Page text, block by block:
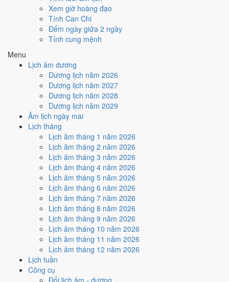
Xem giờ hoàng đạo
Tính Can Chi
Đếm ngày giữa 2 ngày
Tính cung mệnh
Menu
Lịch âm dương
Dương lịch năm 2026
Dương lịch năm 2027
Dương lịch năm 2028
Dương lịch năm 2029
Âm lịch ngày mai
Lịch tháng
Lịch âm tháng 1 năm 2026
Lịch âm tháng 2 năm 2026
Lịch âm tháng 3 năm 2026
Lịch âm tháng 4 năm 2026
Lịch âm tháng 5 năm 2026
Lịch âm tháng 6 năm 2026
Lịch âm tháng 7 năm 2026
Lịch âm tháng 8 năm 2026
Lịch âm tháng 9 năm 2026
Lịch âm tháng 10 năm 2026
Lịch âm tháng 11 năm 2026
Lịch âm tháng 12 năm 2026
Lịch tuần
Công cụ
Đổi lịch âm - dương
nhờ hợpNgày Hoàng Đạo, nhưng Trực Trừ và Sao Nguy kéo
giảm điểm.
Cách tính ngày tốt
Ký hợp đồng - giao ước
6/10
Ký hợp đồng - giao ước hôm nay ở
Ngày Hoàng Đạo.
Cách tính ngày tốt
Động thổ - khởi công
/10
Tốt
Động thổ - khởi công hôm nay ở
Hoàng Đạo.
Cách tính ngày tốt
Nhập trạch - vào nhà mới
Tốt
Nhập trạch - vào nhà mới hôm nay ở
Ngày Hoàng Đạo.
Cách tính ngày tốt
Mua xe - tậu xe
Tốt
Mua xe - tậu xe hôm nay ởmức tốt (6/10)
Hoàng Đạo.
Cách tính ngày tốt
✈️
Xuất hành - đi xa
Trung bình